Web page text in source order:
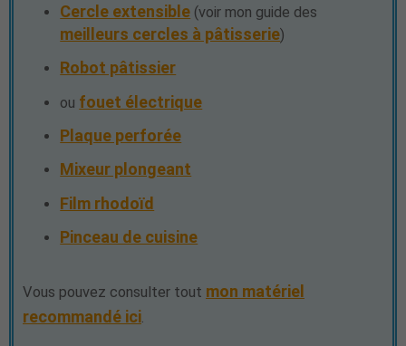
Cercle extensible (voir mon guide des
meilleurs cercles à pâtisserie)
Robot pâtissier
ou fouet électrique
Plaque perforée
Mixeur plongeant
Film rhodoïd
Pinceau de cuisine
Vous pouvez consulter tout mon matériel
recommandé ici.